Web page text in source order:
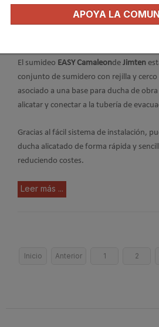
El sumideo EASY Camaleonde Jimten
conjunto de sumidero con rejilla y
asociado a una base para ducha de
alicatar y conectar a la tubería de
Gracias al fácil sistema de instalación,
ducha alicatado de forma rápida y
reduciendo costes.
Leer más ...
Inicio Anterior 1 2
APOYA LA